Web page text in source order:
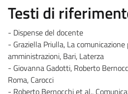
Testi di
- Dispense del docente
- Graziella Priulla, La
amministrazioni, Bari, Laterza
- Giovanna Gadotti, Roberto
Roma, Carocci
- Roberto Bernocchi et al.,